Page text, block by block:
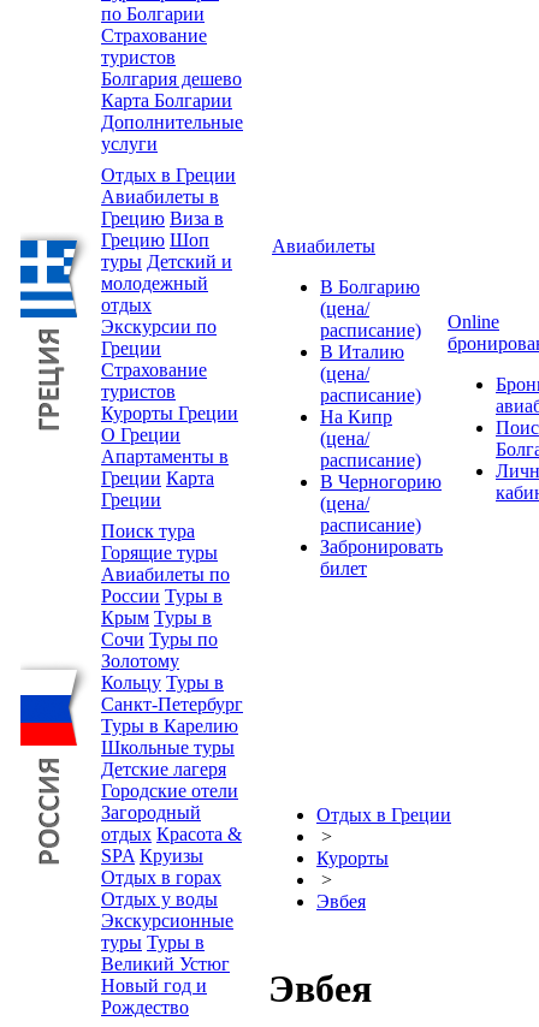
по Болгарии
Страхование
туристов
Болгария дешево
Карта Болгарии
Дополнительные
услуги
Отдых в Греции
Авиабилеты в
Грецию Виза в
Грецию Шоп
туры Детский и
молодежный
отдых
Экскурсии по
Греции
Страхование
туристов
Курорты Греции
О Греции
Апартаменты в
Греции Карта
Греции
Поиск тура
Горящие туры
Авиабилеты по
России Туры в
Крым Туры в
Сочи Туры по
Золотому
Кольцу Туры в
Санкт-Петербург
Туры в Карелию
Школьные туры
Детские лагеря
Городские отели
Загородный
отдых Красота &
SPA Круизы
Отдых в горах
Отдых у воды
Экскурсионные
туры Туры в
Великий Устюг
Новый год и
Рождество
Авиабилеты
В Болгарию
(цена/
расписание)
В Италию
(цена/
расписание)
На Кипр
(цена/
расписание)
В Черногорию
(цена/
расписание)
Забронировать
билет
Online
Отдых в Греции
>
Курорты
>
Эвбея
Эвбея